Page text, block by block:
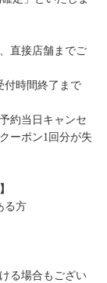
直接店舗までご
付時間終了まで
約当日キャンセ
ーポン1回分が失
る方
る場合もござい